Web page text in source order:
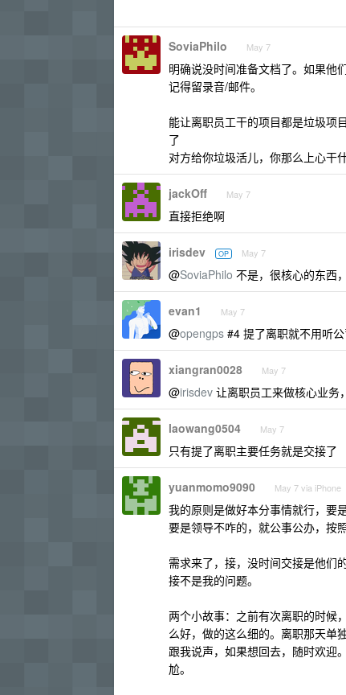
SoviaPhilo May 7
明确说没时间准备文档了。如果他
记得留录音/邮件。
能让离职员工干的项目都是垃圾项
了
对方给你垃圾活儿，你那么上心干
jackOff May 7
直接拒绝啊
irisdev OP May 7
@SoviaPhilo 不是，很核心的东西
evan1 May 7
@opengps #4 提了离职就不用听
xiangran0028 May 7
@irisdev 让离职员工来做核心业务
laowang0504 May 7
只有提了离职主要任务就是交接了
yuanmomo9090 May 7 via iPhone
我的原则是做好本分事情就行，要
要是领导不咋的，就公事公办，按
需求来了，接，没时间交接是他们
接不是我的问题。
两个小故事：之前有次离职的时候
么好，做的这么细的。离职那天单
跟我说声，如果想回去，随时欢迎
尬。